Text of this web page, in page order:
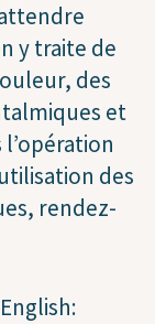
y traite de
des
et
des
rendez-